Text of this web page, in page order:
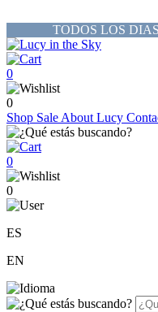
TODOS LOS
0
0
Shop Sale About Lucy
0
0
ES
EN